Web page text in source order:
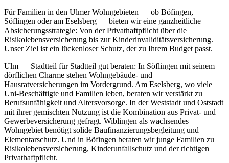
Für Familien in den Ulmer Wohngebieten — ob Böfingen,
Söflingen oder am Eselsberg — bieten wir eine ganzheitliche
Absicherungsstrategie: Von der Privathaftpflicht über die
Risikolebensversicherung bis zur Kinderinvaliditätsversicherung.
Unser Ziel ist ein lückenloser Schutz, der zu Ihrem Budget passt.
Ulm — Stadtteil für Stadtteil gut beraten: In Söflingen mit seinem
dörflichen Charme stehen Wohngebäude- und
Hausratversicherungen im Vordergrund. Am Eselsberg, wo viele
Uni-Beschäftigte und Familien leben, beraten wir verstärkt zu
Berufsunfähigkeit und Altersvorsorge. In der Weststadt und Oststadt
mit ihrer gemischten Nutzung ist die Kombination aus Privat- und
Gewerbeversicherung gefragt. Wiblingen als wachsendes
Wohngebiet benötigt solide Baufinanzierungsbegleitung und
Elementarschutz. Und in Böfingen beraten wir junge Familien zu
Risikolebensversicherung, Kinderunfallschutz und der richtigen
Privathaftpflicht.